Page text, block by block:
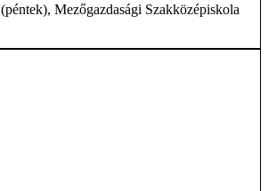
Mezőgazdasági Szakközépiskola